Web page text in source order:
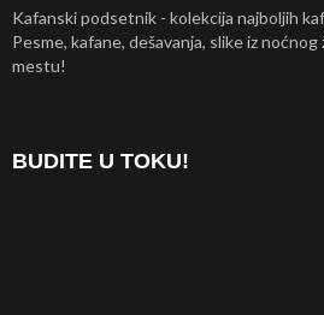
Kafanski podsetnik - kolekcija najboljih
Pesme, kafane, dešavanja, slike iz
mestu!
BUDITE U TOKU!